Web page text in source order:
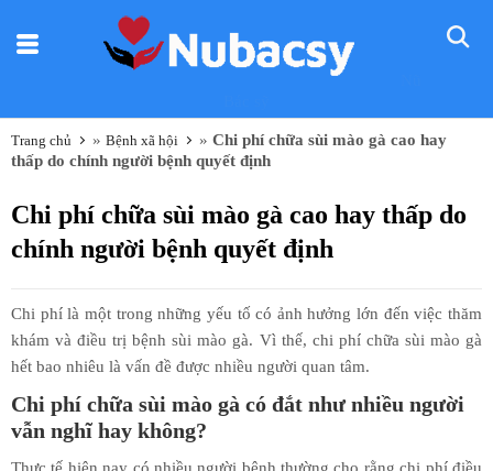
Trang chủ » Bệnh xã hội » Chi phí chữa sùi mào gà cao hay
thấp do chính người bệnh quyết định
Chi phí chữa sùi mào gà cao hay thấp do
chính người bệnh quyết định
Chi phí là một trong những yếu tố có ảnh hưởng lớn đến việc thăm
khám và điều trị bệnh sùi mào gà. Vì thế, chi phí chữa sùi mào gà
hết bao nhiêu là vấn đề được nhiều người quan tâm.
Chi phí chữa sùi mào gà có đắt như nhiều người
vẫn nghĩ hay không?